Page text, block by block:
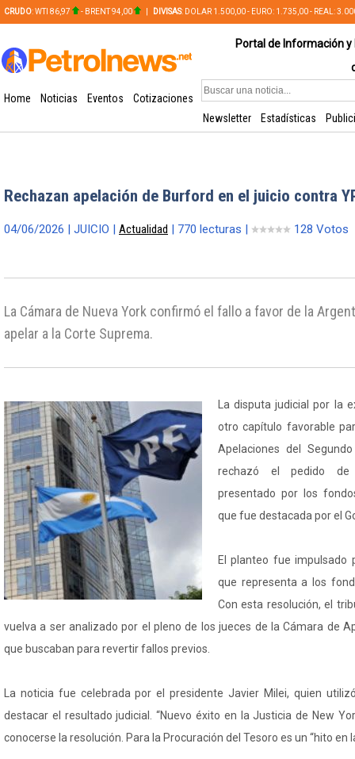
CRUDO: WTI 86,97 - BRENT 94,00 DIVISAS: DOLAR 1.500,00 - EURO: 1.735,00 - REAL:
Portal de Información
Home Noticias Eventos
Cotizaciones
Newsletter
Estadísticas
Rechazan apelación de Burford en el juicio contra
04/06/2026 | JUICIO | Actualidad | 770 lecturas | 128 Votos
La Cámara de Nueva York confirmó el fallo a favor de la
apelar a la Corte Suprema.
La disputa judicial por la
otro capítulo favorable
Apelaciones del
rechazó el pedido de
presentado por los
que fue destacada por el
El planteo fue impulsado
que representa a los
Con esta resolución, el
vuelva a ser analizado por el pleno de los jueces de la Cámara de
que buscaban para revertir fallos previos.
La noticia fue celebrada por el presidente Javier Milei, quien
destacar el resultado judicial. “Nuevo éxito en la Justicia de New
conocerse la resolución. Para la Procuración del Tesoro es un “hito en